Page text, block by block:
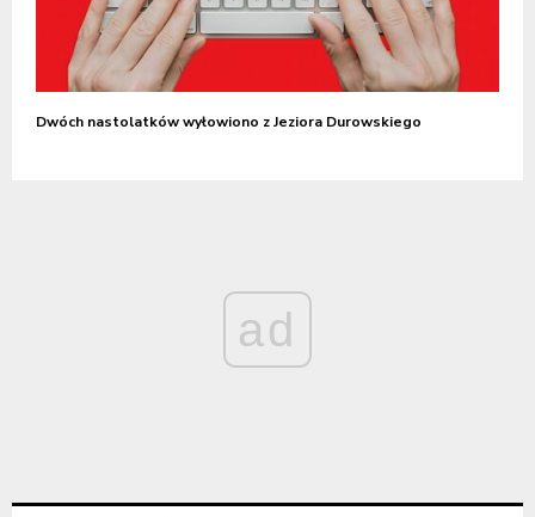
Dwóch nastolatków wyłowiono z Jeziora Durowskiego
ad